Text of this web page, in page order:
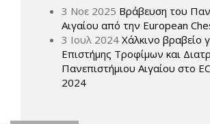
3 Νοε 2025 Βράβευση του
Αιγαίου από την European
3 Ιουλ 2024 Χάλκινο βραβείο
Επιστήμης Τροφίμων και
Πανεπιστήμιου Αιγαίου στο
2024